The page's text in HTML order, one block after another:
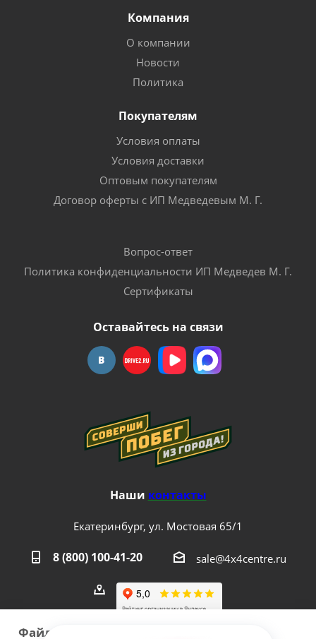
Компания
О компании
Новости
Политика
Покупателям
Условия оплаты
Условия доставки
Оптовым покупателям
Договор оферты с ИП Медведевым М. Г.
Вопрос-ответ
Политика конфиденциальности ИП Медведев М. Г.
Сертификаты
Оставайтесь на связи
Наши контакты
Екатеринбург, ул. Мостовая 65/1
8 (800) 100-41-20 sale@4x4centre.ru
Файлы cookie